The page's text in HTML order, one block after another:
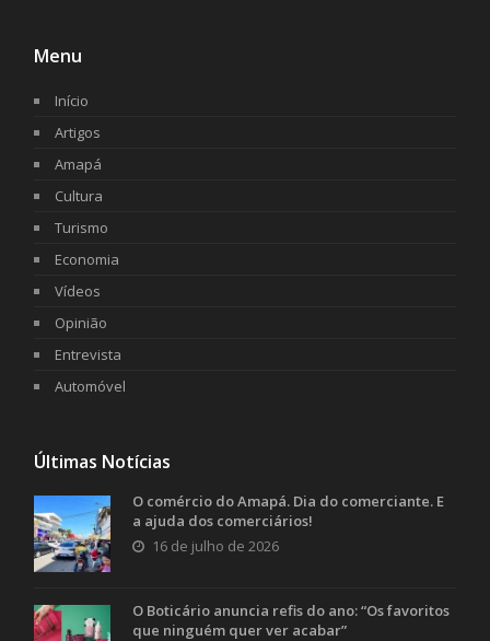
Menu
Início
Artigos
Amapá
Cultura
Turismo
Economia
Vídeos
Opinião
Entrevista
Automóvel
Últimas Notícias
O comércio do Amapá. Dia do comerciante. E
a ajuda dos comerciários!
16 de julho de 2026
O Boticário anuncia refis do ano: “Os favoritos
que ninguém quer ver acabar”